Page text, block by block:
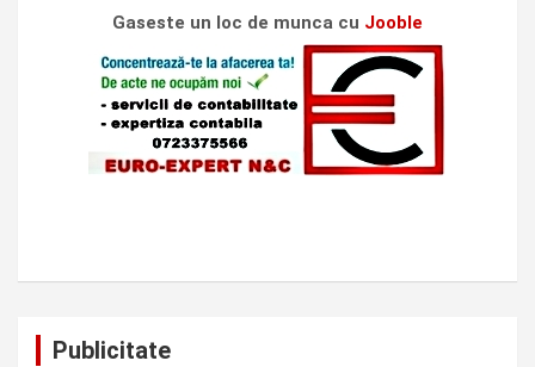
Gaseste un loc de munca cu Jooble
Publicitate